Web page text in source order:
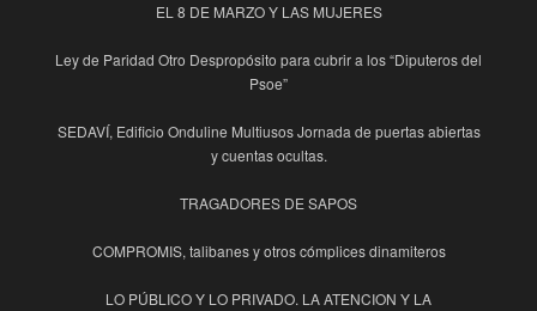
EL 8 DE MARZO Y LAS MUJERES
Ley de Paridad Otro Despropósito para cubrir a los “Diputeros del
Psoe”
SEDAVÍ, Edificio Onduline Multiusos Jornada de puertas abiertas
y cuentas ocultas.
TRAGADORES DE SAPOS
COMPROMIS, talibanes y otros cómplices dinamiteros
LO PÚBLICO Y LO PRIVADO. LA ATENCION Y LA